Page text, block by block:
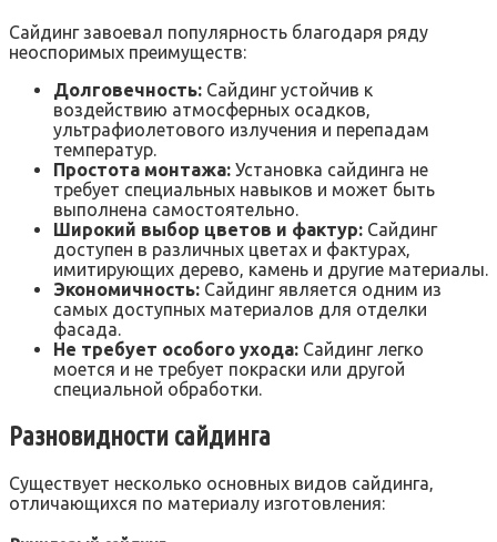
Сайдинг завоевал популярность благодаря ряду
неоспоримых преимуществ:
Долговечность: Сайдинг устойчив к
воздействию атмосферных осадков‚
ультрафиолетового излучения и перепадам
температур.
Простота монтажа: Установка сайдинга не
требует специальных навыков и может быть
выполнена самостоятельно.
Широкий выбор цветов и фактур: Сайдинг
доступен в различных цветах и фактурах‚
имитирующих дерево‚ камень и другие материалы.
Экономичность: Сайдинг является одним из
самых доступных материалов для отделки
фасада.
Не требует особого ухода: Сайдинг легко
моется и не требует покраски или другой
специальной обработки.
Разновидности сайдинга
Существует несколько основных видов сайдинга‚
отличающихся по материалу изготовления: